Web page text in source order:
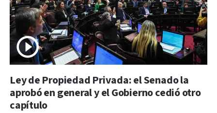
Ley de Propiedad Privada: el Senado la
aprobó en general y el Gobierno cedió otro
capítulo